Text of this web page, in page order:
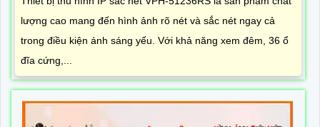
lượng cao mang đến hình ảnh rõ nét và sắc nét ngay cả
trong điều kiện ánh sáng yếu. Với khả năng xem đêm, 36 ổ
đĩa cứng,...